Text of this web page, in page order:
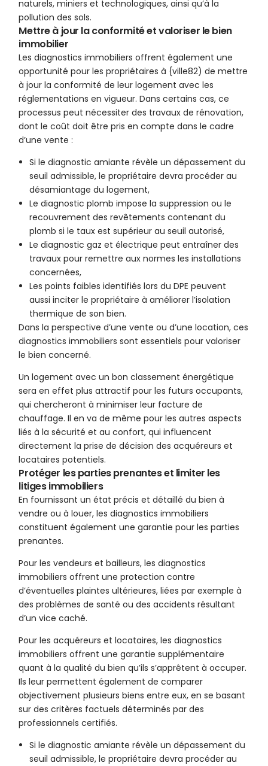
naturels, miniers et technologiques, ainsi qu’à la
pollution des sols.
Mettre à jour la conformité et valoriser le bien
immobilier
Les diagnostics immobiliers offrent également une
opportunité pour les propriétaires à {ville82) de mettre
à jour la conformité de leur logement avec les
réglementations en vigueur. Dans certains cas, ce
processus peut nécessiter des travaux de rénovation,
dont le coût doit être pris en compte dans le cadre
d’une vente :
Si le diagnostic amiante révèle un dépassement du
seuil admissible, le propriétaire devra procéder au
désamiantage du logement,
Le diagnostic plomb impose la suppression ou le
recouvrement des revêtements contenant du
plomb si le taux est supérieur au seuil autorisé,
Le diagnostic gaz et électrique peut entraîner des
travaux pour remettre aux normes les installations
concernées,
Les points faibles identifiés lors du DPE peuvent
aussi inciter le propriétaire à améliorer l’isolation
thermique de son bien.
Dans la perspective d’une vente ou d’une location, ces
diagnostics immobiliers sont essentiels pour valoriser
le bien concerné.
Un logement avec un bon classement énergétique
sera en effet plus attractif pour les futurs occupants,
qui chercheront à minimiser leur facture de
chauffage. Il en va de même pour les autres aspects
liés à la sécurité et au confort, qui influencent
directement la prise de décision des acquéreurs et
locataires potentiels.
Protéger les parties prenantes et limiter les
litiges immobiliers
En fournissant un état précis et détaillé du bien à
vendre ou à louer, les diagnostics immobiliers
constituent également une garantie pour les parties
prenantes.
Pour les vendeurs et bailleurs, les diagnostics
immobiliers offrent une protection contre
d’éventuelles plaintes ultérieures, liées par exemple à
des problèmes de santé ou des accidents résultant
d’un vice caché.
Pour les acquéreurs et locataires, les diagnostics
immobiliers offrent une garantie supplémentaire
quant à la qualité du bien qu’ils s’apprêtent à occuper.
Ils leur permettent également de comparer
objectivement plusieurs biens entre eux, en se basant
sur des critères factuels déterminés par des
professionnels certifiés.
Si le diagnostic amiante révèle un dépassement du
seuil admissible, le propriétaire devra procéder au